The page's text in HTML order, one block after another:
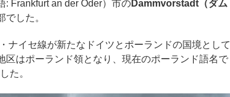
: Frankfurt an der Oder）市のDammvorstadt（ダム
でした。
ナイセ線が新たなドイツとポーランドの国境として
はポーランド領となり、現在のポーランド語名で
た。